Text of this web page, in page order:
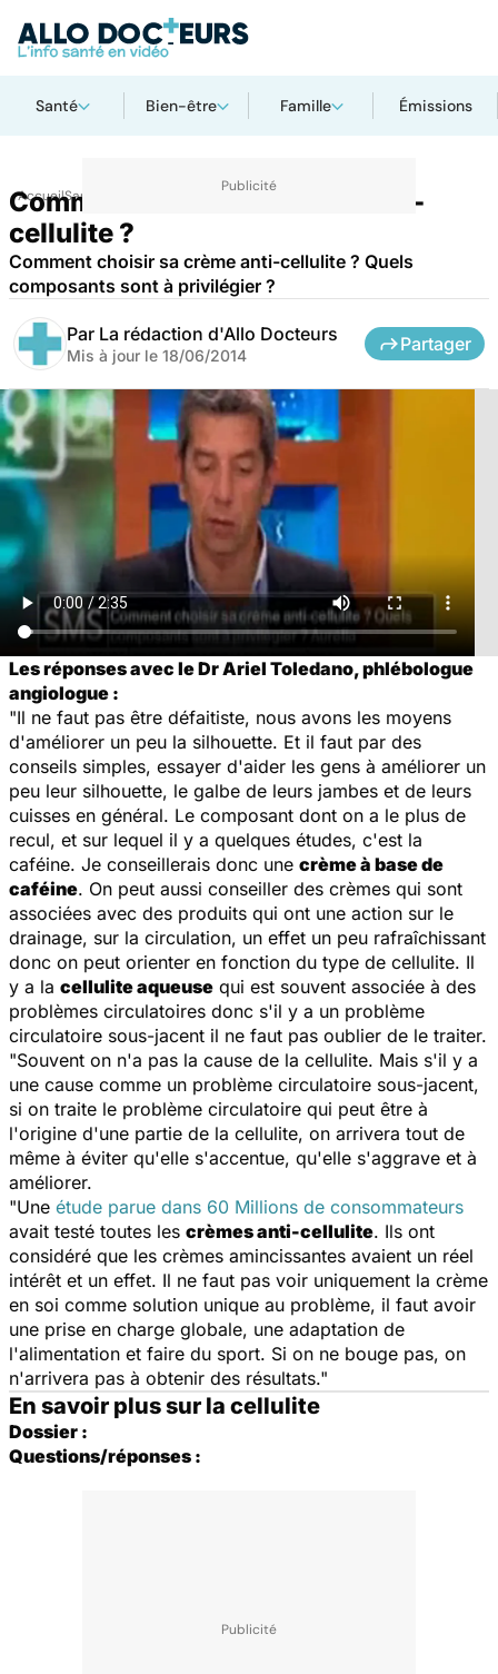
Santé Bien-être Famille Émissions
AccueilSanté
Comment choisir sa crème anti-
cellulite ?
Comment choisir sa crème anti-cellulite ? Quels
composants sont à privilégier ?
Par La rédaction d'Allo Docteurs
Mis à jour le 18/06/2014
Partager
Les réponses avec le Dr Ariel Toledano, phlébologue
angiologue :
"Il ne faut pas être défaitiste, nous avons les moyens
d'améliorer un peu la silhouette. Et il faut par des
conseils simples, essayer d'aider les gens à améliorer un
peu leur silhouette, le galbe de leurs jambes et de leurs
cuisses en général. Le composant dont on a le plus de
recul, et sur lequel il y a quelques études, c'est la
caféine. Je conseillerais donc une crème à base de
caféine. On peut aussi conseiller des crèmes qui sont
associées avec des produits qui ont une action sur le
drainage, sur la circulation, un effet un peu rafraîchissant
donc on peut orienter en fonction du type de cellulite. Il
y a la cellulite aqueuse qui est souvent associée à des
problèmes circulatoires donc s'il y a un problème
circulatoire sous-jacent il ne faut pas oublier de le traiter.
"Souvent on n'a pas la cause de la cellulite. Mais s'il y a
une cause comme un problème circulatoire sous-jacent,
si on traite le problème circulatoire qui peut être à
l'origine d'une partie de la cellulite, on arrivera tout de
même à éviter qu'elle s'accentue, qu'elle s'aggrave et à
améliorer.
"Une étude parue dans 60 Millions de consommateurs
avait testé toutes les crèmes anti-cellulite. Ils ont
considéré que les crèmes amincissantes avaient un réel
intérêt et un effet. Il ne faut pas voir uniquement la crème
en soi comme solution unique au problème, il faut avoir
une prise en charge globale, une adaptation de
l'alimentation et faire du sport. Si on ne bouge pas, on
n'arrivera pas à obtenir des résultats."
En savoir plus sur la cellulite
Dossier :
Questions/réponses :